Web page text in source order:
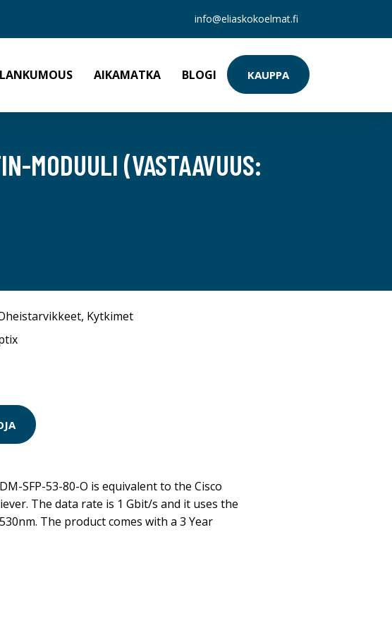
info@eliaskokoelmat.fi
AIKAMATKA BLOGI KAUPPA
MODUULI (VASTAAVUUS:
, Kytkimet
SFP-53-80-O is equivalent to the Cisco
The data rate is 1 Gbit/s and it uses the
The product comes with a 3 Year